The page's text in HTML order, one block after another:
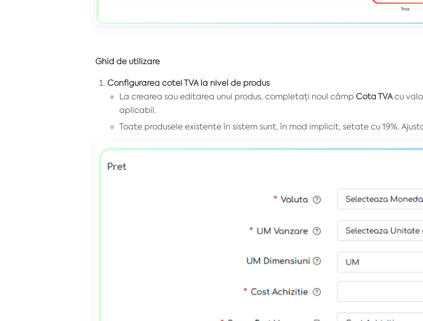
Ghid de utilizare
Configurarea cotei TVA la nivel de produs
La crearea sau editarea unui produs, completați noul câmp Cota TVAcu
aplicabil.
Toate produsele existente în sistem sunt, în mod implicit, setate cu 19%.